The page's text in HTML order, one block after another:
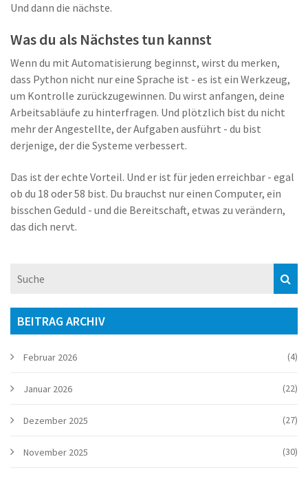
Und dann die nächste.
Was du als Nächstes tun kannst
Wenn du mit Automatisierung beginnst, wirst du merken,
dass Python nicht nur eine Sprache ist - es ist ein Werkzeug,
um Kontrolle zurückzugewinnen. Du wirst anfangen, deine
Arbeitsabläufe zu hinterfragen. Und plötzlich bist du nicht
mehr der Angestellte, der Aufgaben ausführt - du bist
derjenige, der die Systeme verbessert.
Das ist der echte Vorteil. Und er ist für jeden erreichbar - egal
ob du 18 oder 58 bist. Du brauchst nur einen Computer, ein
bisschen Geduld - und die Bereitschaft, etwas zu verändern,
das dich nervt.
BEITRAG ARCHIV
Februar 2026 (4)
Januar 2026 (22)
Dezember 2025 (27)
November 2025 (30)